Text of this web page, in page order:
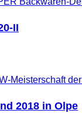
II
2018 in Olpe